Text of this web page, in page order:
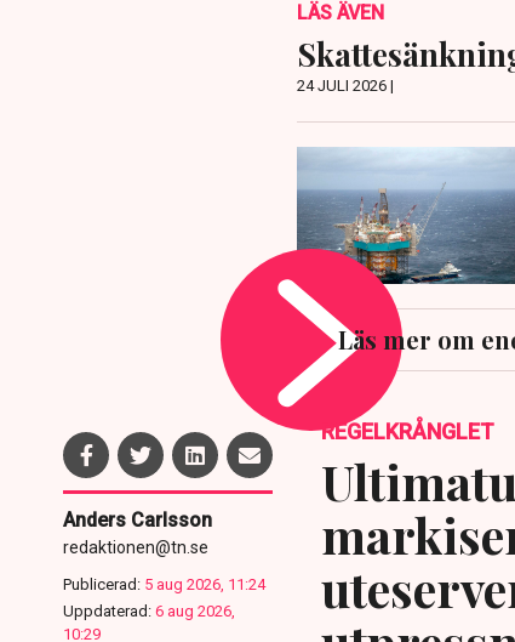
LÄS ÄVEN
24 JULI 2026 |
Läs mer om
Anders Carlsson
redaktionen@tn.se
Publicerad: 5 aug 2026, 11:24
Uppdaterad: 6 aug 2026,
10:29
REGELKRÅNGLET